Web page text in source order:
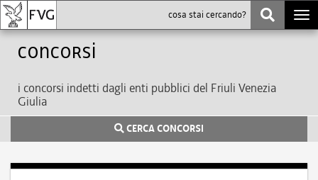
Concorsi
i concorsi indetti dagli enti pubblici del Friuli Venezia
Giulia
CERCA CONCORSI